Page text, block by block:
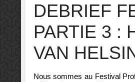
DEBRIEF
PARTIE 3 :
VAN
Nous sommes au Festival